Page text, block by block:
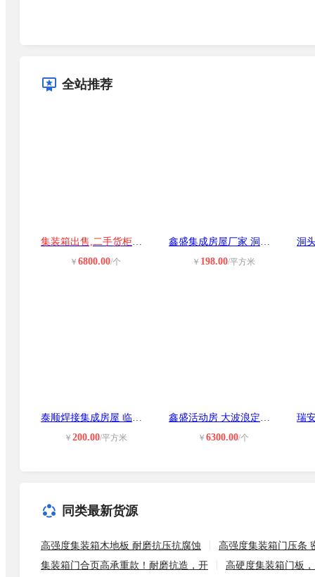
全站推荐
集装箱出售,二手货柜出租
￥6800.00/个
鑫盛集成房屋厂家 洞头彩钢围挡安装
￥ 198.00/平方米
泰顺焊接集成房屋 临时搭建住人集装
￥ 200.00/平方米
鑫盛活动房 大波浪定制 钢结构施工
￥6300.00/个
同类最新货源
高强度集装箱木地板 耐磨抗压抗腐蚀
高强度集装箱门压条
集装箱门合页高承重款！耐磨抗造，开
高硬度集装箱门板